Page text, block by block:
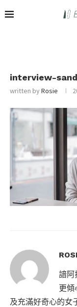
interview-
written byRosie
諳阿
更傾
及充滿好奇心的女